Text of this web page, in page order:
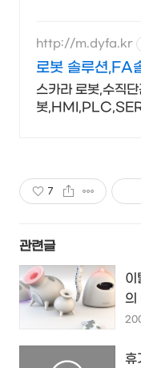
http://m.dyfa.kr
로봇 솔루션,FA
스카라 로봇,수직
봇
7
관련글
이
의
작
휴